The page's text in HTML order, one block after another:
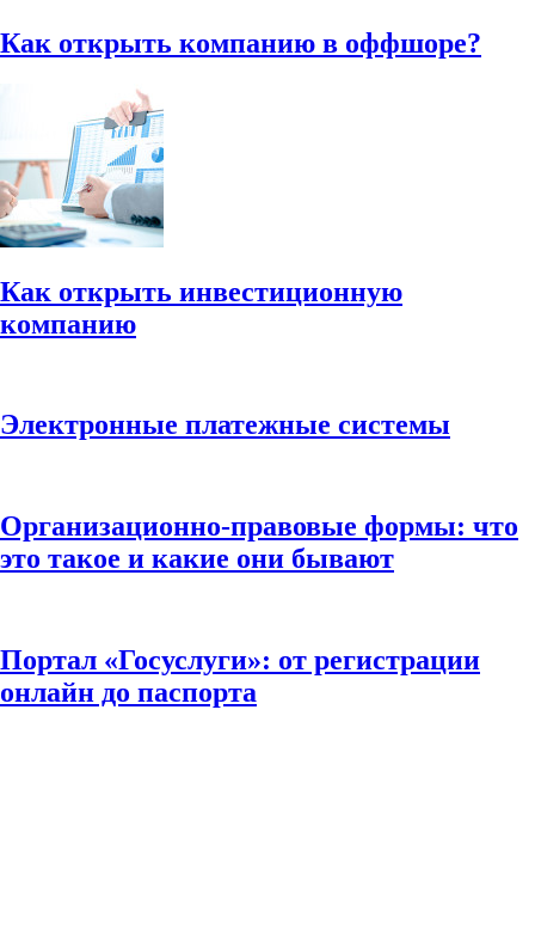
Как открыть компанию в оффшоре?
Как открыть инвестиционную
компанию
Электронные платежные системы
Организационно-правовые формы: что
это такое и какие они бывают
Портал «Госуслуги»: от регистрации
онлайн до паспорта